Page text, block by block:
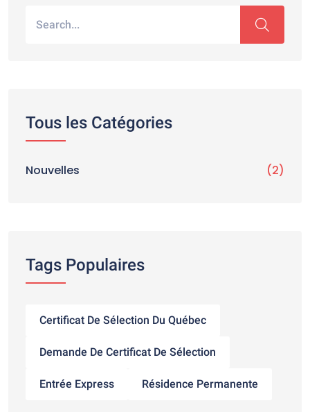
Tous les Catégories
Nouvelles (2)
Tags Populaires
Certificat De Sélection Du Québec
Demande De Certificat De Sélection
Entrée Express Résidence Permanente